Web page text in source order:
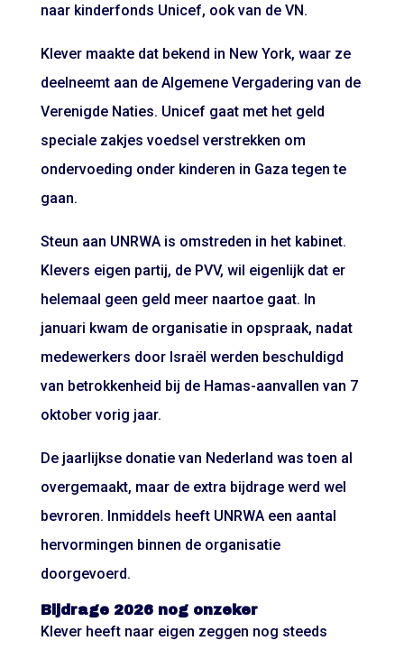
naar kinderfonds Unicef, ook van de VN.
Klever maakte dat bekend in New York, waar ze
deelneemt aan de Algemene Vergadering van de
Verenigde Naties. Unicef gaat met het geld
speciale zakjes voedsel verstrekken om
ondervoeding onder kinderen in Gaza tegen te
gaan.
Steun aan UNRWA is omstreden in het kabinet.
Klevers eigen partij, de PVV, wil eigenlijk dat er
helemaal geen geld meer naartoe gaat. In
januari kwam de organisatie in opspraak, nadat
medewerkers door Israël werden beschuldigd
van betrokkenheid bij de Hamas-aanvallen van 7
oktober vorig jaar.
De jaarlijkse donatie van Nederland was toen al
overgemaakt, maar de extra bijdrage werd wel
bevroren. Inmiddels heeft UNRWA een aantal
hervormingen binnen de organisatie
doorgevoerd.
Bijdrage 2026 nog onzeker
Klever heeft naar eigen zeggen nog steeds